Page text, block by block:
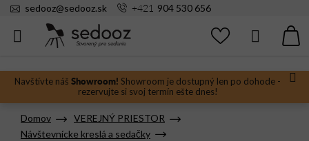
Prejsť
Navštívte náš Showroom! Showroom je dostupný len po dohode -
rezervujte si svoj termín ešte dnes!
sedooz@sedooz.sk +421 904 530 656
Hľadať
Domov
VEREJNÝ PRIESTOR
Návštevnícke kreslá a sedačky